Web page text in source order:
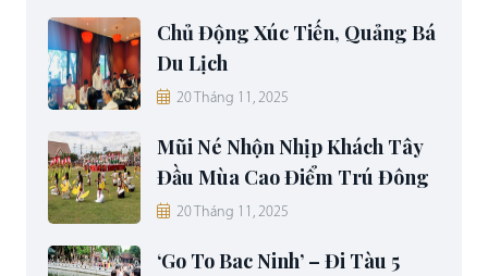
Chủ Động Xúc Tiến, Quảng Bá
Du Lịch
20 Tháng 11, 2025
Mũi Né Nhộn Nhịp Khách Tây
Đầu Mùa Cao Điểm Trú Đông
20 Tháng 11, 2025
‘Go To Bac Ninh’ – Đi Tàu 5